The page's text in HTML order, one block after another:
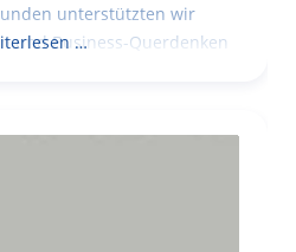
unterstützten wir
und Business-Querdenken
…